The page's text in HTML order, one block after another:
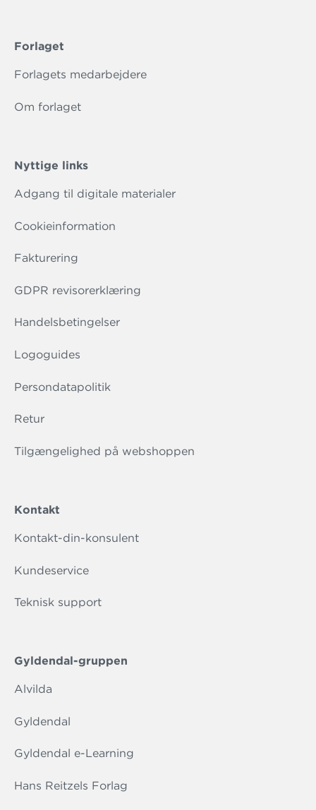
Forlaget
Forlagets medarbejdere
Om forlaget
Nyttige links
Adgang til digitale materialer
Cookieinformation
Fakturering
GDPR revisorerklæring
Handelsbetingelser
Logoguides
Persondatapolitik
Retur
Tilgængelighed på webshoppen
Kontakt
Kontakt-din-konsulent
Kundeservice
Teknisk support
Gyldendal-gruppen
Alvilda
Gyldendal
Gyldendal e-Learning
Hans Reitzels Forlag